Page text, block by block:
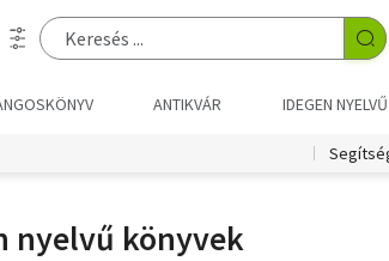
ANTIKVÁR IDEGEN NYELVŰ
nyelvű könyvek